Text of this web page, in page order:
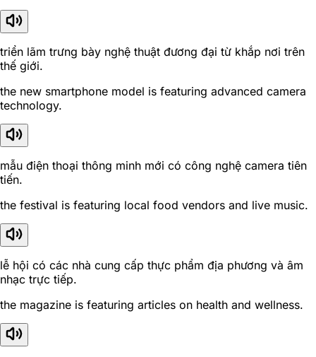
triển lãm trưng bày nghệ thuật đương đại từ khắp nơi trên
thế giới.
the new smartphone model is featuring advanced camera
technology.
mẫu điện thoại thông minh mới có công nghệ camera tiên
tiến.
the festival is featuring local food vendors and live music.
lễ hội có các nhà cung cấp thực phẩm địa phương và âm
nhạc trực tiếp.
the magazine is featuring articles on health and wellness.